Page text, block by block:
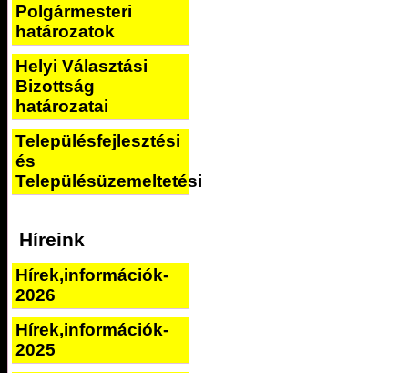
Polgármesteri
határozatok
Helyi Választási
Bizottság
határozatai
Településfejlesztési
és
Településüzemeltetési
Híreink
Hírek,információk-
2026
Hírek,információk-
2025